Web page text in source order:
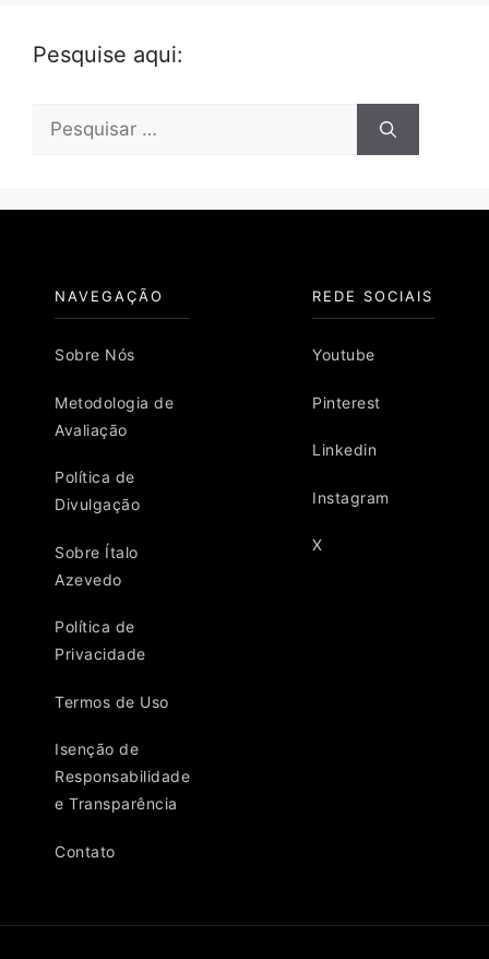
Pesquise aqui:
Pesquisar
REDE SOCIAIS
Youtube
Pinterest
Linkedin
Instagram
X
NAVEGAÇÃO
Sobre Nós
Metodologia de
Avaliação
Política de
Divulgação
Sobre Ítalo
Azevedo
Política de
Privacidade
Termos de Uso
Isenção de
Responsabilidade
e Transparência
Contato